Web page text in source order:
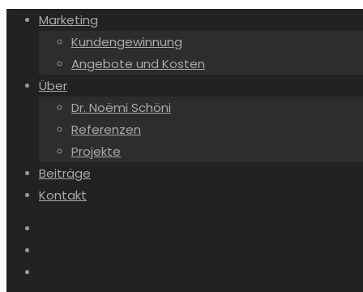
Marketing
Kundengewinnung
Angebote und Kosten
Über
Dr. Noëmi Schöni
Referenzen
Projekte
Beiträge
Kontakt